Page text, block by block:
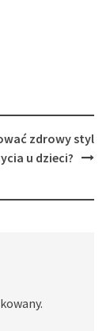
zdrowy styl
u dzieci?